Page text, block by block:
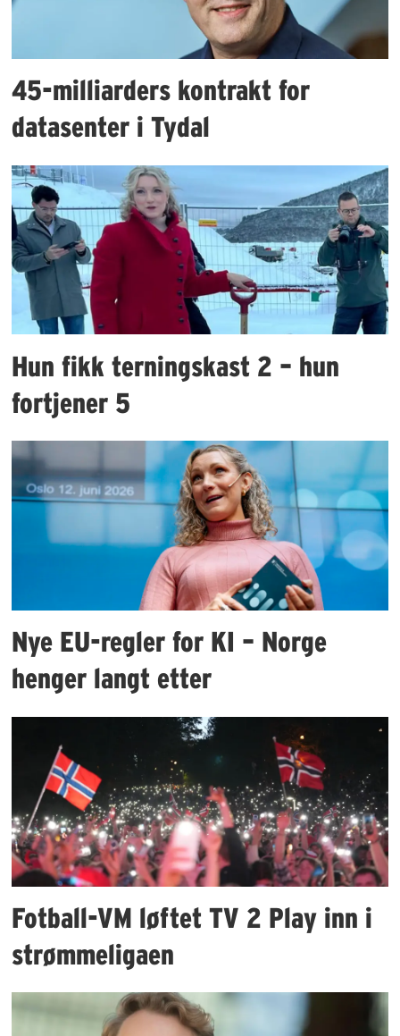
45-milliarders kontrakt for
datasenter i Tydal
Hun fikk terningskast 2 – hun
fortjener 5
Nye EU-regler for KI – Norge
henger langt etter
Fotball-VM løftet TV 2 Play inn i
strømmeligaen